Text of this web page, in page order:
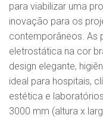
para viabilizar uma
inovação para os
contemporâneos. As
eletrostática na cor
design elegante,
ideal para hospitais,
estética e
3000 mm (altura x